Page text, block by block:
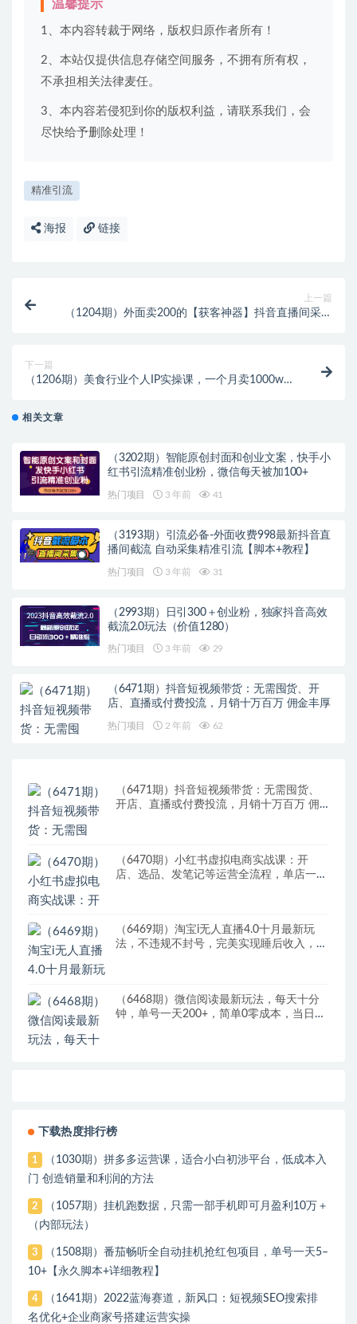
温馨提示
1、本内容转裁于网络，版权归原作者所有！
2、本站仅提供信息存储空间服务，不拥有所有权，
不承担相关法律麦任。
3、本内容若侵犯到你的版权利益，请联系我们，会
尽快给予删除处理！
精准引流
海报 链接
上一篇
（1204期）外面卖200的【获客神器】抖音直播间采集
下一篇
（1206期）美食行业个人IP实操课，一个月卖1000w的
相关文章
（3202期）智能原创封面和创业文案，快手小
红书引流精准创业粉，微信每天被加100+
热门项目 3 年前 41
（3193期）引流必备-外面收费998最新抖音直
播间截流 自动采集精准引流【脚本+教程】
热门项目 3 年前 31
（2993期）日引300＋创业粉，独家抖音高效
截流2.0玩法（价值1280）
热门项目 3 年前 29
（6471期）抖音短视频带货：无需囤货、开
店、直播或付费投流，月销十万百万 佣金丰厚
热门项目 2 年前 62
（6471期）抖音短视频带货：无需囤货、
开店、直播或付费投流，月销十万百万 佣
（6470期）小红书虚拟电商实战课：开
店、选品、发笔记等运营全流程，单店一天
（6469期）淘宝i无人直播4.0十月最新玩
法，不违规不封号，完美实现睡后收入，日
（6468期）微信阅读最新玩法，每天十分
钟，单号一天200+，简单0零成本，当日提
下载热度排行榜
1
（1030期）拼多多运营课，适合小白初涉平台，低成本入
门 创造销量和利润的方法
2
（1057期）挂机跑数据，只需一部手机即可月盈利10万＋
（内部玩法）
3
（1508期）番茄畅听全自动挂机抢红包项目，单号一天5–
10+【永久脚本+详细教程】
4
（1641期）2022蓝海赛道，新风口：短视频SEO搜索排
名优化+企业商家号搭建运营实操